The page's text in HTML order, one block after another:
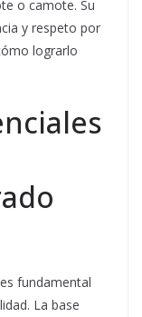
o camote. Su
y respeto por
lograrlo
fundamental
La base